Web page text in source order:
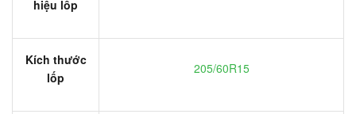
hiệu lốp
Kích thước
lốp
205/60R15